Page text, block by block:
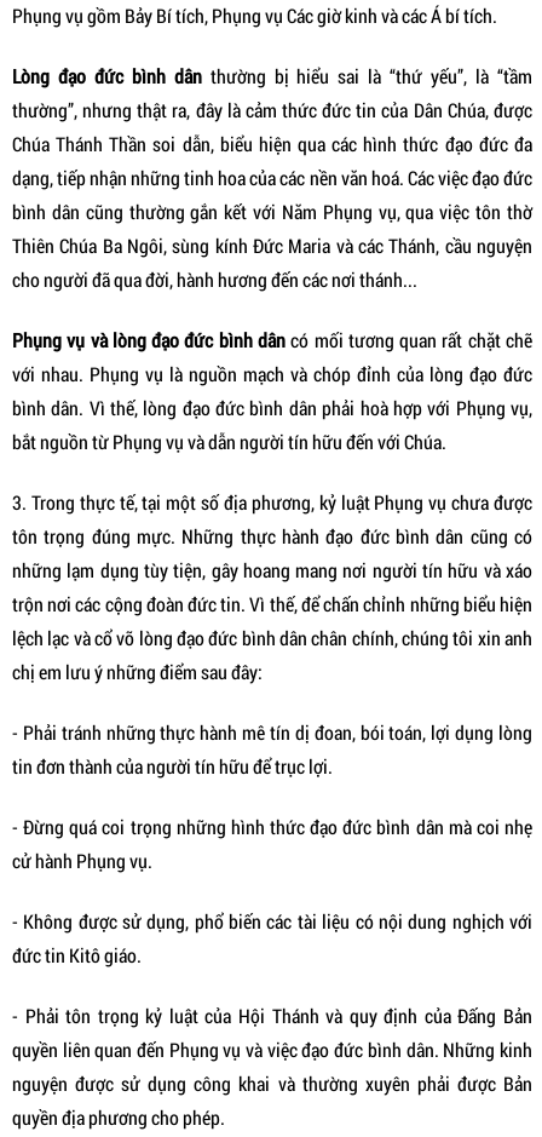
Phụng vụ gồm Bảy Bí tích, Phụng vụ Các giờ kinh và các Á bí tích.
Lòng đạo đức bình dânthường bị hiểu sai là “thứ yếu”, là “tầm
thường”, nhưng thật ra, đây là cảm thức đức tin của Dân Chúa, được
Chúa Thánh Thần soi dẫn, biểu hiện qua các hình thức đạo đức đa
dạng, tiếp nhận những tinh hoa của các nền văn hoá. Các việc đạo đức
bình dân cũng thường gắn kết với Năm Phụng vụ, qua việc tôn thờ
Thiên Chúa Ba Ngôi, sùng kính Đức Maria và các Thánh, cầu nguyện
cho người đã qua đời, hành hương đến các nơi thánh...
Phụng vụ và lòng đạo đức bình dâncó mối tương quan rất chặt chẽ
với nhau. Phụng vụ là nguồn mạch và chóp đỉnh của lòng đạo đức
bình dân. Vì thế, lòng đạo đức bình dân phải hoà hợp với Phụng vụ,
bắt nguồn từ Phụng vụ và dẫn người tín hữu đến với Chúa.
3. Trong thực tế, tại một số địa phương, kỷ luật Phụng vụ chưa được
tôn trọng đúng mực. Những thực hành đạo đức bình dân cũng có
những lạm dụng tùy tiện, gây hoang mang nơi người tín hữu và xáo
trộn nơi các cộng đoàn đức tin. Vì thế, để chấn chỉnh những biểu hiện
lệch lạc và cổ võ lòng đạo đức bình dân chân chính, chúng tôi xin anh
chị em lưu ý những điểm sau đây:
- Phải tránh những thực hành mê tín dị đoan, bói toán, lợi dụng lòng
tin đơn thành của người tín hữu để trục lợi.
- Đừng quá coi trọng những hình thức đạo đức bình dân mà coi nhẹ
cử hành Phụng vụ.
- Không được sử dụng, phổ biến các tài liệu có nội dung nghịch với
đức tin Kitô giáo.
- Phải tôn trọng kỷ luật của Hội Thánh và quy định của Đấng Bản
quyền liên quan đến Phụng vụ và việc đạo đức bình dân. Những kinh
nguyện được sử dụng công khai và thường xuyên phải được Bản
quyền địa phương cho phép.